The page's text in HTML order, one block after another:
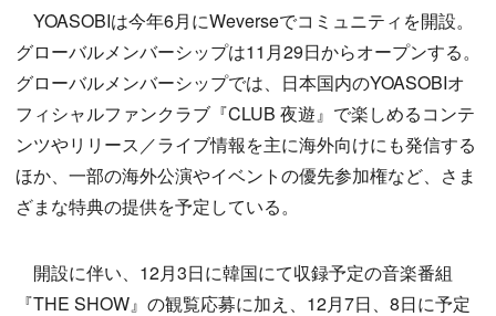
YOASOBIは今年6月にWeverseでコミュニティを開設。
グローバルメンバーシップは11月29日からオープンする。
グローバルメンバーシップでは、日本国内のYOASOBIオ
フィシャルファンクラブ『CLUB 夜遊』で楽しめるコンテ
ンツやリリース／ライブ情報を主に海外向けにも発信する
ほか、一部の海外公演やイベントの優先参加権など、さま
ざまな特典の提供を予定している。
開設に伴い、12月3日に韓国にて収録予定の音楽番組
『THE SHOW』の観覧応募に加え、12月7日、8日に予定